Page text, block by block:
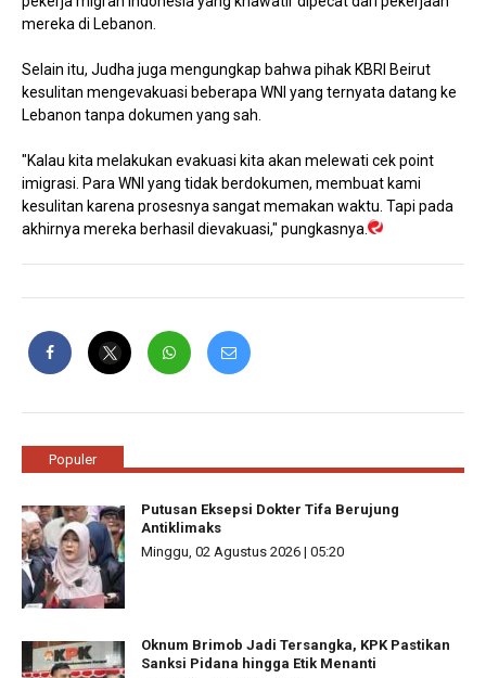
mereka di Lebanon.
Selain itu, Judha juga mengungkap bahwa pihak KBRI Beirut
kesulitan mengevakuasi beberapa WNI yang ternyata datang ke
Lebanon tanpa dokumen yang sah.
"Kalau kita melakukan evakuasi kita akan melewati cek point
imigrasi. Para WNI yang tidak berdokumen, membuat kami
kesulitan karena prosesnya sangat memakan waktu. Tapi pada
akhirnya mereka berhasil dievakuasi," pungkasnya.
Populer
Putusan Eksepsi Dokter Tifa Berujung
Antiklimaks
Minggu, 02 Agustus 2026 | 05:20
Oknum Brimob Jadi Tersangka, KPK Pastikan
Sanksi Pidana hingga Etik Menanti